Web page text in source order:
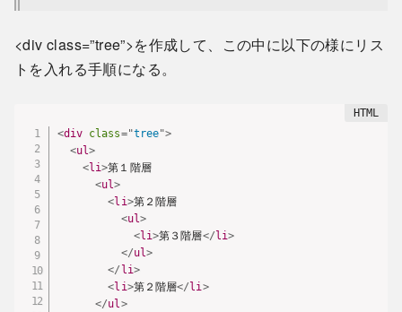
<div class=”tree”>を作成して、この中に以下の様にリス
トを入れる手順になる。
<div class="tree">
<ul>
<li>第１階層
<ul>
<li>第２階層
<ul>
<li>第３階層</ li>
</ul>
</ li>
<li>第２階層</ li>
</ul>